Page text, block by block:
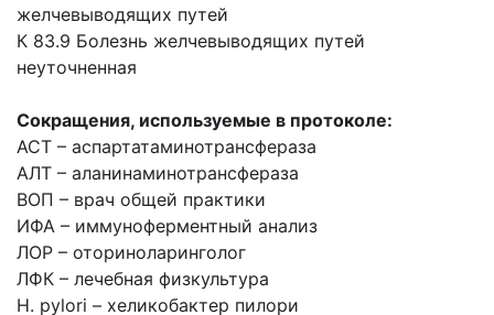
желчевыводящих путей
К 83.9 Болезнь желчевыводящих путей
неуточненная
Сокращения, используемые в протоколе:
АСТ – аспартатаминотрансфераза
АЛТ – аланинаминотрансфераза
ВОП – врач общей практики
ИФА – иммуноферментный анализ
ЛОР – оториноларинголог
ЛФК – лечебная физкультура
H. pylori – хеликобактер пилори